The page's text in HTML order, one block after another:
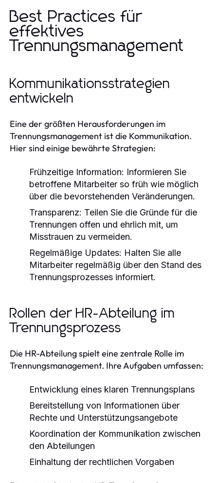
Best Practices für
effektives
Trennungsmanagement
Kommunikationsstrategien
entwickeln
Eine der größten Herausforderungen im
Trennungsmanagement ist die Kommunikation.
Hier sind einige bewährte Strategien:
Frühzeitige Information: Informieren Sie
betroffene Mitarbeiter so früh wie möglich
über die bevorstehenden Veränderungen.
Transparenz: Teilen Sie die Gründe für die
Trennungen offen und ehrlich mit, um
Misstrauen zu vermeiden.
Regelmäßige Updates: Halten Sie alle
Mitarbeiter regelmäßig über den Stand des
Trennungsprozesses informiert.
Rollen der HR-Abteilung im
Trennungsprozess
Die HR-Abteilung spielt eine zentrale Rolle im
Trennungsmanagement. Ihre Aufgaben umfassen:
Entwicklung eines klaren Trennungsplans
Bereitstellung von Informationen über
Rechte und Unterstützungsangebote
Koordination der Kommunikation zwischen
den Abteilungen
Einhaltung der rechtlichen Vorgaben